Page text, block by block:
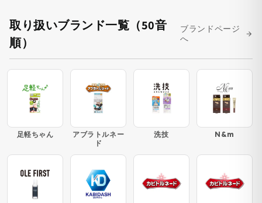
取り扱いブランド一覧（50音
順）
ブランドページ
へ
足軽ちゃん
アブラトルネー
ド
洗技 N&m